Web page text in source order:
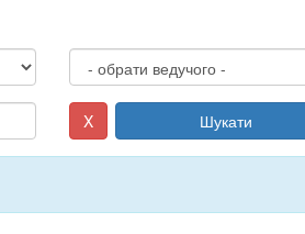
X Шукати